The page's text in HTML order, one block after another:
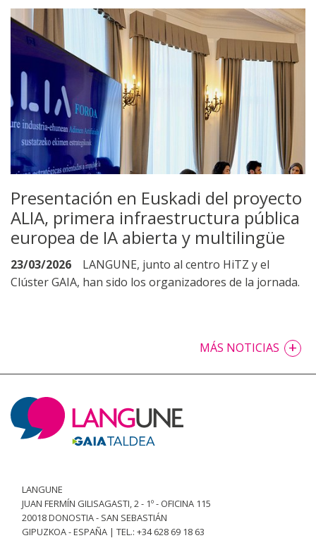
Presentación en Euskadi del proyecto
ALIA, primera infraestructura pública
europea de IA abierta y multilingüe
23/03/2026
LANGUNE, junto al centro HiTZ y el
Clúster GAIA, han sido los organizadores de la jornada.
MÁS NOTICIAS +
LANGUNE
JUAN FERMÍN GILISAGASTI, 2 - 1º - OFICINA 115
20018 DONOSTIA - SAN SEBASTIÁN
GIPUZKOA - ESPAÑA | TEL.: +34 628 69 18 63